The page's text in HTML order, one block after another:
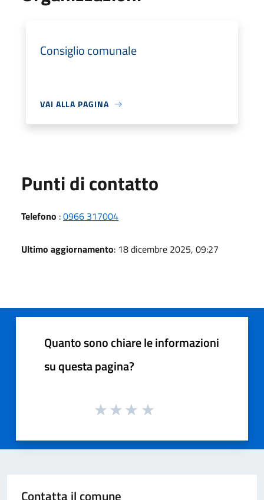
Consiglio comunale
VAI ALLA PAGINA
Punti di contatto
Telefono :0966 317004
Ultimo aggiornamento: 18 dicembre 2025, 09:27
Quanto sono chiare le informazioni
su questa pagina?
Contatta il comune